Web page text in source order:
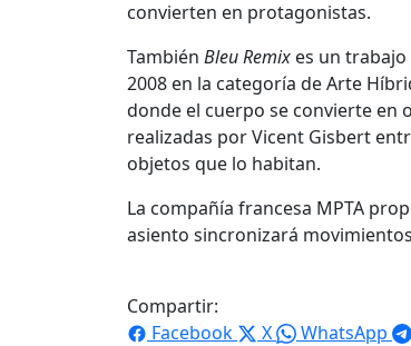
convierten en protagonistas.
También Bleu Remix es un
2008 en la categoría de Arte
donde el cuerpo se convierte en
realizadas por Vicent Gisbert
objetos que lo habitan.
La compañía francesa MPTA
asiento sincronizará
Compartir:
Facebook
X WhatsApp